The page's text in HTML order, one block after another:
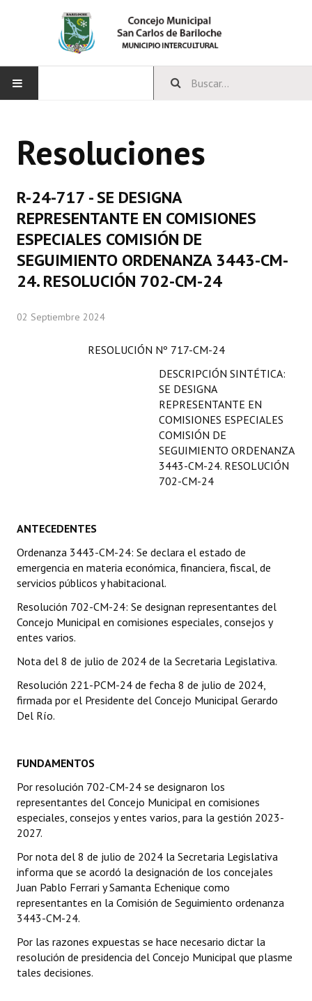
CONCEJO
Integrantes del Concejo
Comisiones Permanentes
Comisiones Especiales
Organigrama
DOCUMENTOS
Proyectos Presentados
Actas de Sesión
Informes de Unidad Coordinadora
Actas de Audiencias Públicas
NORMATIVA
Comunicaciones
Declaraciones
Resoluciones
Resoluciones de Presidencia
INSTITUCIONAL
Antiguos Pobladores
Resoluciones
R-24-717 - SE DESIGNA
REPRESENTANTE EN COMISIONES
ESPECIALES COMISIÓN DE
SEGUIMIENTO ORDENANZA 3443-CM-
24. RESOLUCIÓN 702-CM-24
02 Septiembre 2024
RESOLUCIÓN Nº 717-CM-24
DESCRIPCIÓN SINTÉTICA:
SE DESIGNA
REPRESENTANTE EN
COMISIONES ESPECIALES
COMISIÓN DE
SEGUIMIENTO ORDENANZA
3443-CM-24. RESOLUCIÓN
702-CM-24
ANTECEDENTES
Ordenanza 3443-CM-24: Se declara el estado de
emergencia en materia económica, financiera, fiscal, de
servicios públicos y habitacional.
Resolución 702-CM-24: Se designan representantes del
Concejo Municipal en comisiones especiales, consejos y
entes varios.
Nota del 8 de julio de 2024 de la Secretaria Legislativa.
Resolución 221-PCM-24 de fecha 8 de julio de 2024,
firmada por el Presidente del Concejo Municipal Gerardo
Del Río.
FUNDAMENTOS
Por resolución 702-CM-24 se designaron los
representantes del Concejo Municipal en comisiones
especiales, consejos y entes varios, para la gestión 2023-
2027.
Por nota del 8 de julio de 2024 la Secretaria Legislativa
informa que se acordó la designación de los concejales
Juan Pablo Ferrari y Samanta Echenique como
representantes en la Comisión de Seguimiento ordenanza
3443-CM-24.
Por las razones expuestas se hace necesario dictar la
resolución de presidencia del Concejo Municipal que plasme
tales decisiones.